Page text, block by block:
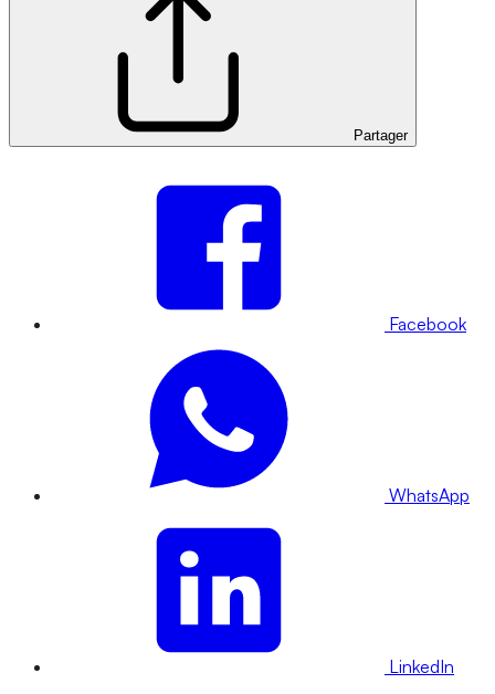
Partager
Facebook
WhatsApp
LinkedIn